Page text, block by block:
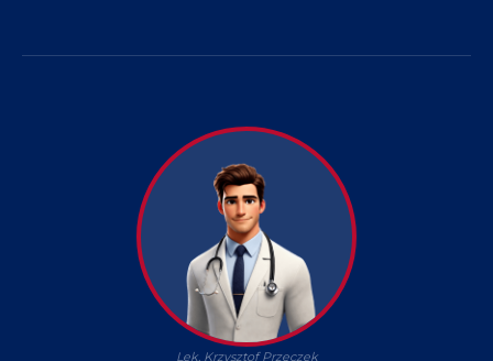
Lek. Krzysztof Przęczek